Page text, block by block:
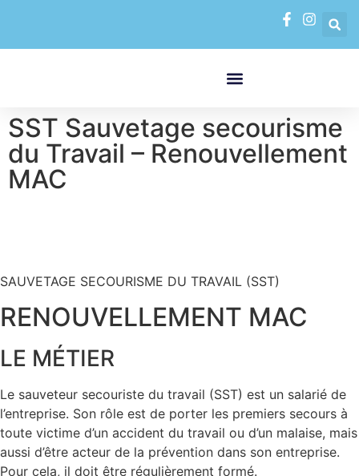
SST Sauvetage secourisme
du Travail – Renouvellement
MAC
SAUVETAGE SECOURISME DU TRAVAIL (SST)
RENOUVELLEMENT MAC
LE MÉTIER
Le sauveteur secouriste du travail (SST) est un salarié de
l’entreprise. Son rôle est de porter les premiers secours à
toute victime d’un accident du travail ou d’un malaise, mais
aussi d’être acteur de la prévention dans son entreprise.
Pour cela, il doit être régulièrement formé.